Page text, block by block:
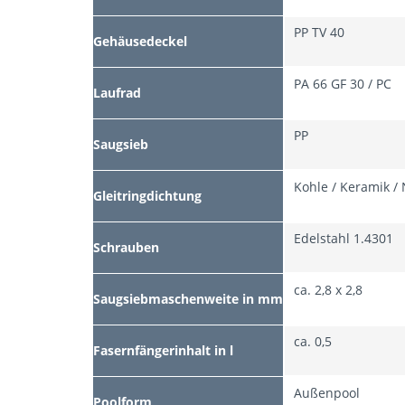
Gehäusedeckel
PP TV 40
Laufrad
PA 66 GF 30 / PC
Saugsieb
PP
Gleitringdichtung
Kohle / Keramik /
Schrauben
Edelstahl 1.4301
Saugsiebmaschenweite in mm
ca. 2,8 x 2,8
Fasernfängerinhalt in l
ca. 0,5
Außenpool